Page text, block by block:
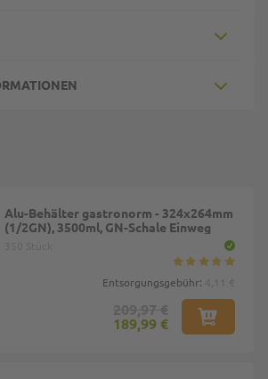
Alu-Behälter gastronorm - 324x264mm
(1/2GN), 3500ml, GN-Schale Einweg
Entsorgungsgebühr:
189,99 €